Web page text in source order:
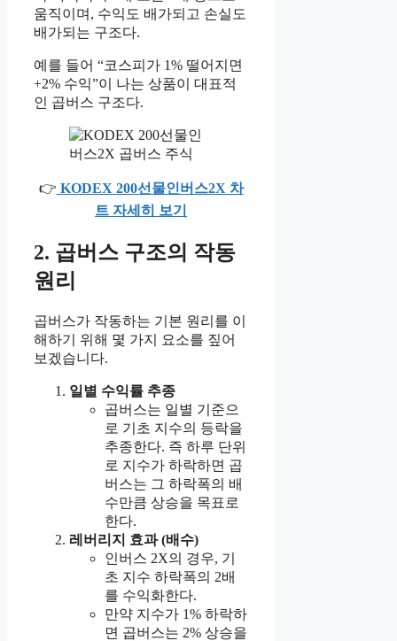
움직이며, 수익도 배가되고 손실도
배가되는 구조다.
예를 들어 “코스피가 1% 떨어지면
+2% 수익”이 나는 상품이 대표적
인 곱버스 구조다.
👉 KODEX 200선물인버스2X 차
트 자세히 보기
2. 곱버스 구조의 작동
원리
곱버스가 작동하는 기본 원리를 이
해하기 위해 몇 가지 요소를 짚어
보겠습니다.
일별 수익률 추종
곱버스는 일별 기준으
로 기초 지수의 등락을
추종한다. 즉 하루 단위
로 지수가 하락하면 곱
버스는 그 하락폭의 배
수만큼 상승을 목표로
한다.
레버리지 효과 (배수)
인버스 2X의 경우, 기
초 지수 하락폭의 2배
를 수익화한다.
만약 지수가 1% 하락하
면 곱버스는 2% 상승을